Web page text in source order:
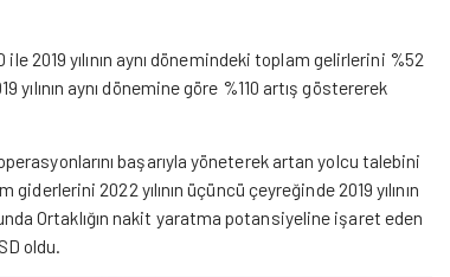
ile 2019 yılının aynı dönemindeki toplam gelirlerini %52
aynı dönemine göre %110 artış göstererek
başarıyla yöneterek artan yolcu talebini
2022 yılının üçüncü çeyreğinde 2019 yılının
Ortaklığın nakit yaratma potansiyeline işaret eden
oldu.